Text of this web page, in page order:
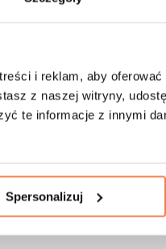
i reklam, aby
z naszej witryny,
te informacje z innymi
Spersonalizuj